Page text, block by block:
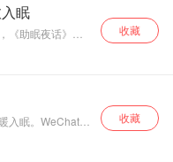
眠
助眠夜话》每
的坏情绪，在遇
收藏
入眠。WeChat公
收藏